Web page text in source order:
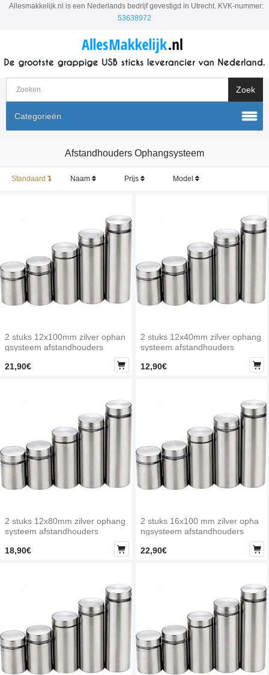
Allesmakkelijk.nl is een Nederlands bedrijf gevestigd in Utrecht. KVK-nummer:
53638972
Categorieën
Afstandhouders Ophangsysteem
Standaard Naam Prijs Model
2 stuks 12x100mm zilver ophan
gsysteem afstandhouders
21,90€

2 stuks 12x40mm zilver ophang
systeem afstandhouders
12,90€

2 stuks 12x80mm zilver ophang
systeem afstandhouders
18,90€

2 stuks 16x100 mm zilver opha
ngsysteem afstandhouders
22,90€
